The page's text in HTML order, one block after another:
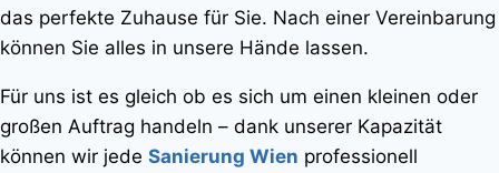
das perfekte Zuhause für Sie. Nach einer Vereinbarung
können Sie alles in unsere Hände lassen.
Für uns ist es gleich ob es sich um einen kleinen oder
großen Auftrag handeln – dank unserer Kapazität
können wir jede Sanierung Wien professionell